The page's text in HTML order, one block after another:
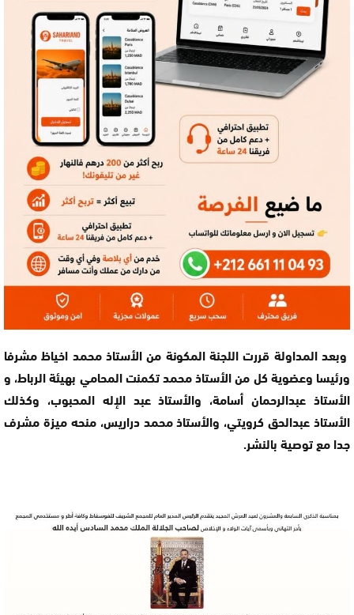
وبعد المداولة قررت اللجنة المكونة من الأستاذ محمد اخياظ مشرفا
ورئيسا وعضوية كل من الأستاذ محمد تكمنت المحامي بهيئة الرباط، و
الأستاذ عبدالرحمان أسامة، والأستاذ عبد الإله المحبوب، وكذلك
الأستاذ عبدالحق كرويتي، والأستاذ محمد دراريس، منحه ميزة مشرف
جدا مع توصية بالنشر.